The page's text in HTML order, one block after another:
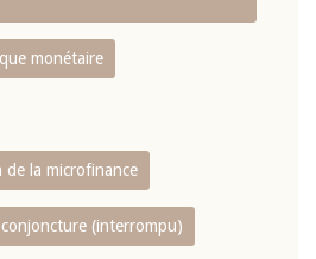
monétaire
la microfinance
(interrompu)